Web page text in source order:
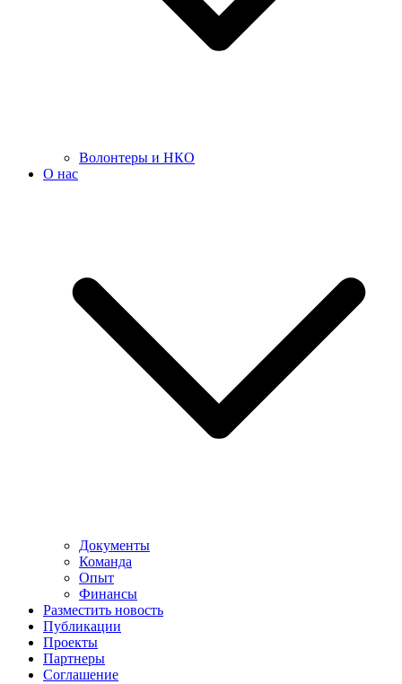
Волонтеры и НКО
О нас
Документы
Команда
Опыт
Финансы
Разместить новость
Публикации
Проекты
Партнеры
Соглашение